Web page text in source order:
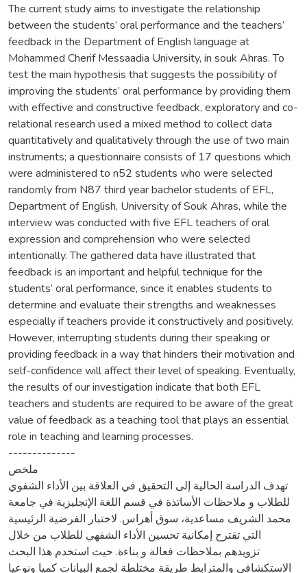
The current study aims to investigate the relationship
between the students’ oral performance and the teachers’
feedback in the Department of English language at
Mohammed Cherif Messaadia University, in souk Ahras. To
test the main hypothesis that suggests the possibility of
improving the students’ oral performance by providing them
with effective and constructive feedback, exploratory and co-
relational research used a mixed method to collect data
quantitatively and qualitatively through the use of two main
instruments; a questionnaire consists of 17 questions which
were administered to n52 students who were selected
randomly from N87 third year bachelor students of EFL,
Department of English, University of Souk Ahras, while the
interview was conducted with five EFL teachers of oral
expression and comprehension who were selected
intentionally. The gathered data have illustrated that
feedback is an important and helpful technique for the
students’ oral performance, since it enables students to
determine and evaluate their strengths and weaknesses
especially if teachers provide it constructively and positively.
However, interrupting students during their speaking or
providing feedback in a way that hinders their motivation and
self-confidence will affect their level of speaking. Eventually,
the results of our investigation indicate that both EFL
teachers and students are required to be aware of the great
value of feedback as a teaching tool that plays an essential
role in teaching and learning processes.
--------------
ملخص
تهدف الدراسة الحالية إلى التحقيق في العلاقة بين الأداء الشفوي
للطلاب و ملاحظات الأساتذة في قسم اللغة الإنجليزية في جامعة
محمد الشريف مساعدية، سوق أهراس. لاختبار الفرضية الرئيسية
التي تقترح إمكانية تحسين الأداء الشفهي للطلاب من خلال
تزويدهم بملاحظات فعالة و بناءة. حيث استخدم هذا البحث
الاستكشافي والمترابط طريقة مختلطة لجمع البيانات كميا ونوعيا